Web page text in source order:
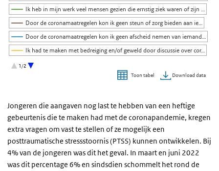
Ik heb in mijn werk veel mensen gezien die ernstig ziek waren of zijn …
Door de coronamaatregelen kon ik geen steun of zorg bieden aan ie…
Door de coronamaatregelen kon ik geen afscheid nemen van iemand…
Ik had te maken met bedreiging en/of geweld door discussie over cor…
Ik heb een belangrijke gebeurtenis/evenement niet kunnen meemake…
1/2
Toon tabel Download data
Jongeren die aangaven nog last te hebben van een heftige
gebeurtenis die te maken had met de coronapandemie, kregen
extra vragen om vast te stellen of ze mogelijk een
posttraumatische stressstoornis (PTSS) kunnen ontwikkelen. Bij
4% van de jongeren was dit het geval. In maart en juni 2022
was dit percentage 6% en sindsdien schommelt het rond de